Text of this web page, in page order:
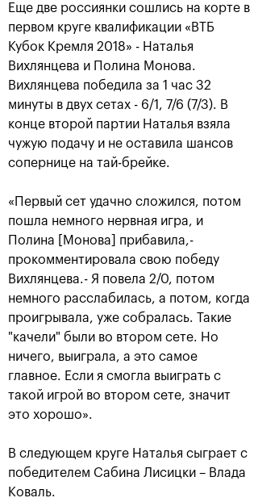
Андрей Рублев подарил
себе Кубок Cartier на день
рождения
Бенчич -
«ВТБ
20 октября,
Рублёв — чемпион XXX
турнира «ВТБ Кубок
20 октября, 21:00
Еще две россиянки сошлись на корте в
первом круге квалификации «ВТБ
Кубок Кремля 2018» - Наталья
Вихлянцева и Полина Монова.
Вихлянцева победила за 1 час 32
минуты в двух сетах - 6/1, 7/6 (7/3). В
конце второй партии Наталья взяла
чужую подачу и не оставила шансов
сопернице на тай-брейке.
«Первый сет удачно сложился, потом
пошла немного нервная игра, и
Полина [Монова] прибавила,-
прокомментировала свою победу
Вихлянцева.- Я повела 2/0, потом
немного расслабилась, а потом, когда
проигрывала, уже собралась. Такие
"качели" были во втором сете. Но
ничего, выиграла, а это самое
главное. Если я смогла выиграть с
такой игрой во втором сете, значит
это хорошо».
В следующем круге Наталья сыграет с
победителем Сабина Лисицки – Влада
Коваль.